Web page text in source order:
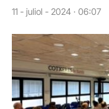
11 - juliol - 2024 · 06:07